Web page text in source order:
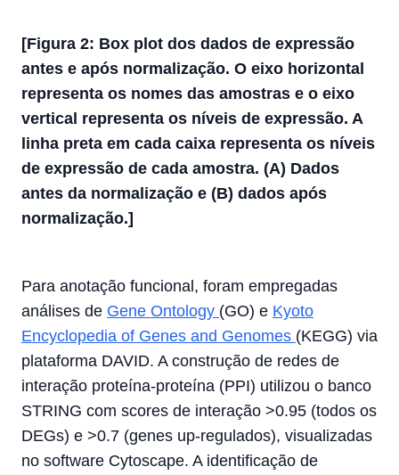
[Figura 2: Box plot dos dados de expressão
antes e após normalização. O eixo horizontal
representa os nomes das amostras e o eixo
vertical representa os níveis de expressão. A
linha preta em cada caixa representa os níveis
de expressão de cada amostra. (A) Dados
antes da normalização e (B) dados após
normalização.]
Para anotação funcional, foram empregadas
análises de Gene Ontology (GO) e Kyoto
Encyclopedia of Genes and Genomes (KEGG) via
plataforma DAVID. A construção de redes de
interação proteína-proteína (PPI) utilizou o banco
STRING com scores de interação >0.95 (todos os
DEGs) e >0.7 (genes up-regulados), visualizadas
no software Cytoscape. A identificação de